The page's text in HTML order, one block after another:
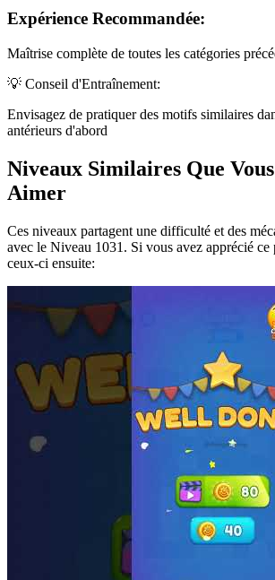
Expérience Recommandée:
Maîtrise complète de toutes les catégories
💡 Conseil d'Entraînement:
Envisagez de pratiquer des motifs similaires
antérieurs d'abord
Niveaux Similaires Que
Aimer
Ces niveaux partagent une difficulté et des
avec le Niveau 1031 . Si vous avez apprécié ce
ceux-ci ensuite: